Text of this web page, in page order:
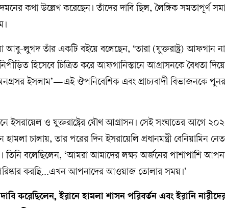
কথা উল্লেখ করেছেন। তাঁদের দাবি ছিল, লৈঙ্গিক সমতাপূর্ণ
আবু-লুগদ তাঁর একটি বইয়ে বলেছেন, ‘তারা (যুক্তরাষ্ট্র) আফগান
নিপীড়িত হিসেবে চিত্রিত করে আফগানিস্তানে আগ্রাসনকে বৈধতা
ইসলাম’—এই ঔপনিবেশিক এবং প্রাচ্যবাদী বিভাজনকে
ইসরায়েল ও যুক্তরাষ্ট্রের যৌথ আগ্রাসন। সেই সংঘাতের আগে
চালায়, তার পরের দিন ইসরায়েলি প্রধানমন্ত্রী বেনিয়ামিন
তিনি বলেছিলেন, ‘আমরা আমাদের লক্ষ্য অর্জনের পাশাপাশি
পরিষ্কার করছি...এখন আপনাদের আওয়াজ তোলার সময়।’
দাবি করেছিলেন, ইরানে হামলা শাসন পরিবর্তন এবং ইরানি